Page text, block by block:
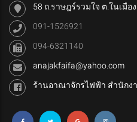
58 ถ.ราษฎร์รวมใจ ต.ในเมือ
091-1526921
094-6321140
anajakfaifa@yahoo.com
ร้านอาณาจักรไฟฟ้า สำนักง